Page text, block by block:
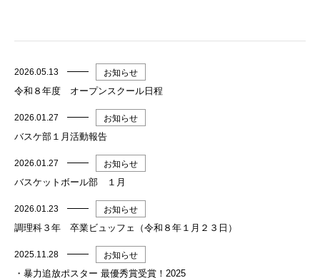
2026.05.13 お知らせ
令和８年度 オープンスクール日程
2026.01.27 お知らせ
バスケ部１月活動報告
2026.01.27 お知らせ
バスケットボール部 １月
2026.01.23 お知らせ
調理科３年 卒業ビュッフェ（令和８年１月２３日）
2025.11.28 お知らせ
・暴力追放ポスター 最優秀賞受賞！2025